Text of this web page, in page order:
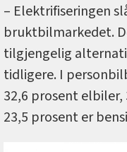
– Elektrifiseringen
bruktbilmarkedet.
tilgjengelig
tidligere. I
32,6 prosent
23,5 prosent er